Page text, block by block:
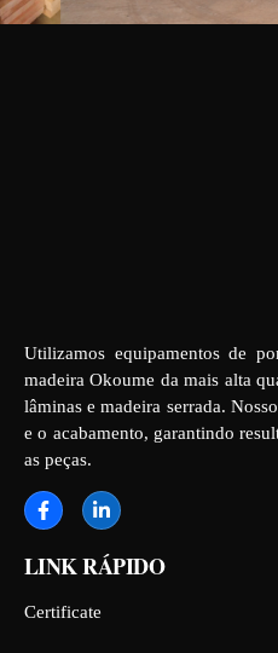
Utilizamos equipamentos de
madeira Okoume da mais alta
lâminas e madeira serrada.
e o acabamento, garantindo
as peças.
LINK RÁPIDO
Certificate